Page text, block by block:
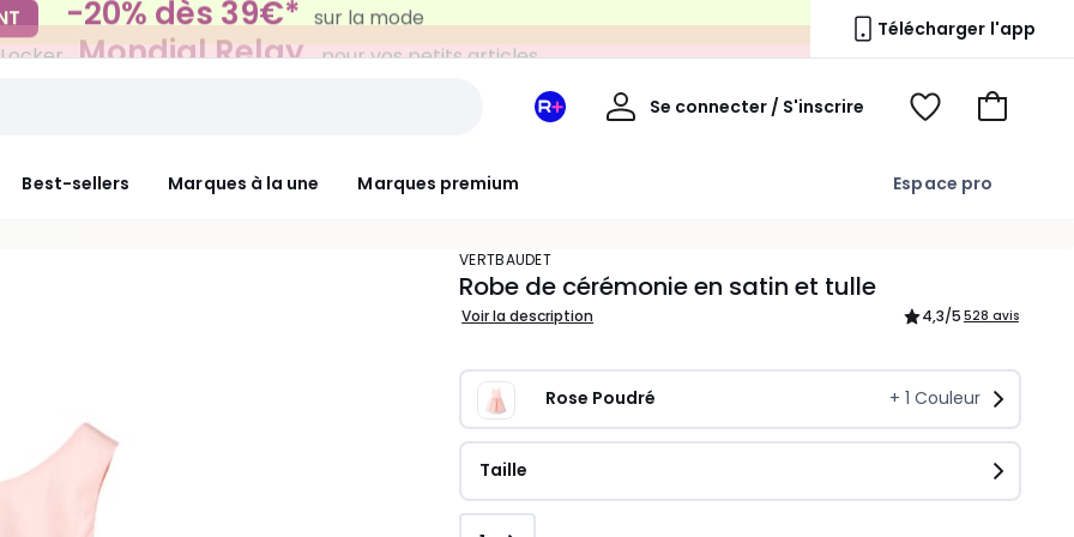
Mondial Relay pour vos petits articles Télécharger l'app
Best-sellers Marques à la une Marques premium Espace pro
Mon
Se connecter / S'inscrire
Mon
Voir
Voir
VERTBAUDET
Robe de cérémonie en satin et tulle
Voir la description 4,3/5 528 avis
Rose Poudré + 1 Couleur
Taille